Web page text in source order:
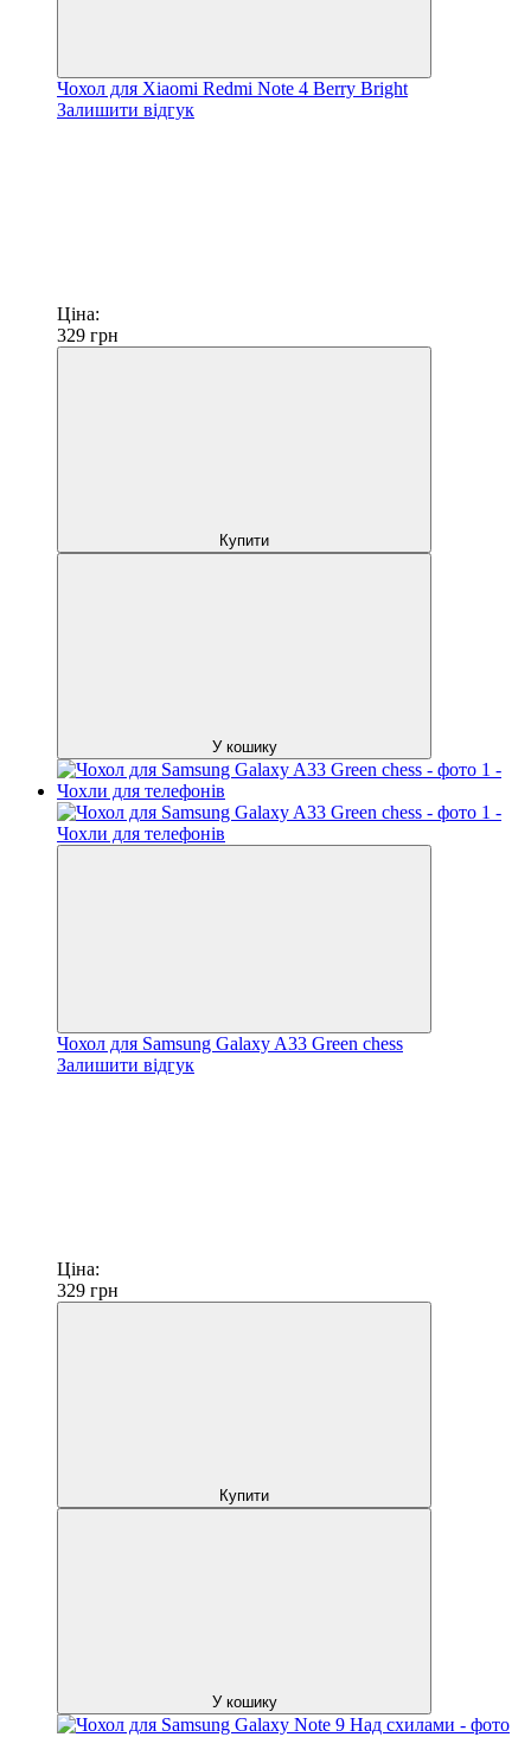
Чохол для Xiaomi Redmi Note 4 Berry Bright
Залишити відгук
Ціна:
329 грн
Купити
У кошику
Чохол для Samsung Galaxy A33 Green chess
Залишити відгук
Ціна:
329 грн
Купити
У кошику